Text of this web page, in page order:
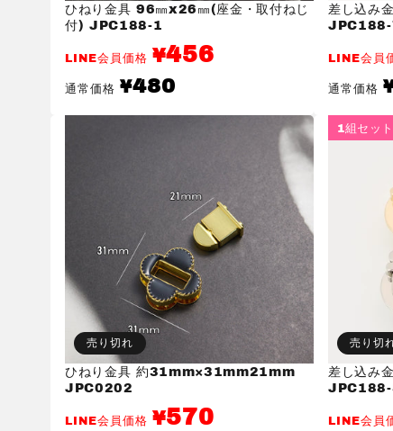
ひねり金具 96㎜x26㎜(座金・取付ねじ
付) JPC188-1
LINE会員価格 ¥456
通常価格
通
常
¥480
差し込み
LINE会員
通常価格
常
格
売り切れ
ひねり金具 約31mm×31mm21mm
JPC0202
LINE会員価格 ¥570
1組セット
売り切
差し込み
LINE会員